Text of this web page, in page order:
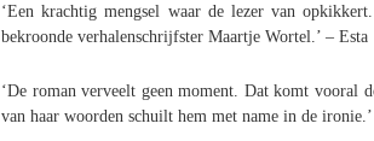
‘Een krachtig mengsel waar de lezer van
bekroonde verhalenschrijfster Maartje Wortel.’ – Esta
‘De roman verveelt geen moment. Dat komt vooral
van haar woorden schuilt hem met name in de